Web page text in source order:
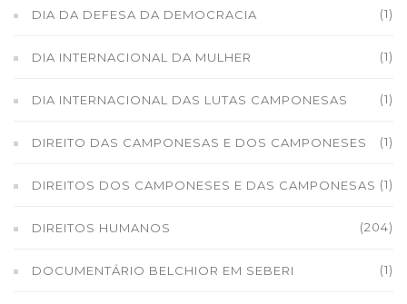
DIA DA DEFESA DA DEMOCRACIA (1)
DIA INTERNACIONAL DA MULHER (1)
DIA INTERNACIONAL DAS LUTAS CAMPONESAS (1)
DIREITO DAS CAMPONESAS E DOS CAMPONESES (1)
DIREITOS DOS CAMPONESES E DAS CAMPONESAS (1)
DIREITOS HUMANOS (204)
DOCUMENTÁRIO BELCHIOR EM SEBERI (1)